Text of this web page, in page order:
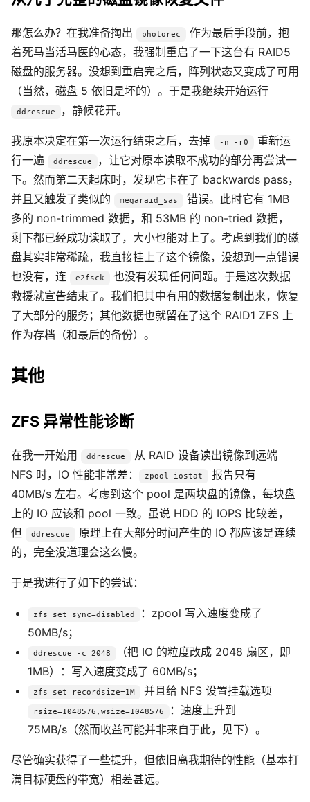
那怎么办？在我准备掏出 photorec
作为最后手段前，抱
着死马当活马医的心态，我强制重启了一下这台有 RAID5
磁盘的服务器。没想到重启完之后，阵列状态又变成了可用
（当然，磁盘 5 依旧是坏的）。于是我继续开始运行
ddrescue ，静候花开。
我原本决定在第一次运行结束之后，去掉 -n -r0
重新运
行一遍
ddrescue
，让它对原本读取不成功的部分再尝试一
下。然而第二天起床时，发现它卡在了 backwards pass，
并且又触发了类似的
megaraid_sas
错误。此时它有 1MB
多的 non-trimmed 数据，和 53MB 的 non-tried 数据，
剩下都已经成功读取了，大小也能对上了。考虑到我们的磁
盘其实非常稀疏，我直接挂上了这个镜像，没想到一点错误
也没有，连
e2fsck
也没有发现任何问题。于是这次数据
救援就宣告结束了。我们把其中有用的数据复制出来，恢复
了大部分的服务；其他数据也就留在了这个 RAID1 ZFS 上
作为存档（和最后的备份）。
其他
ZFS 异常性能诊断
在我一开始用 ddrescue
从 RAID 设备读出镜像到远端
NFS 时，IO 性能非常差：
zpool iostat
报告只有
40MB/s 左右。考虑到这个 pool 是两块盘的镜像，每块盘
上的 IO 应该和 pool 一致。虽说 HDD 的 IOPS 比较差，
但
ddrescue
原理上在大部分时间产生的 IO 都应该是连续
的，完全没道理会这么慢。
于是我进行了如下的尝试：
zfs set sync=disabled
：zpool 写入速度变成了
50MB/s；
ddrescue -c 2048
（把 IO 的粒度改成 2048 扇区，即
1MB）：写入速度变成了 60MB/s；
zfs set recordsize=1M 并且给 NFS 设置挂载选项
rsize=1048576,wsize=1048576
：速度上升到
75MB/s（然而收益可能并非来自于此，见下）。
尽管确实获得了一些提升，但依旧离我期待的性能（基本打
满目标硬盘的带宽）相差甚远。